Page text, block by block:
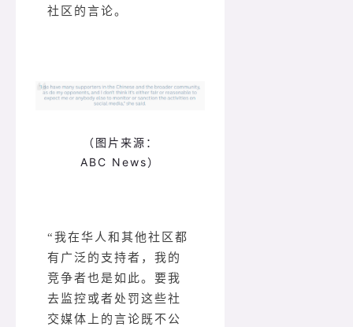
社区的言论。
（图片来源：
ABC News）
“我在华人和其他社区都
有广泛的支持者，我的
竞争者也是如此。要我
去监控或者处罚这些社
交媒体上的言论既不公